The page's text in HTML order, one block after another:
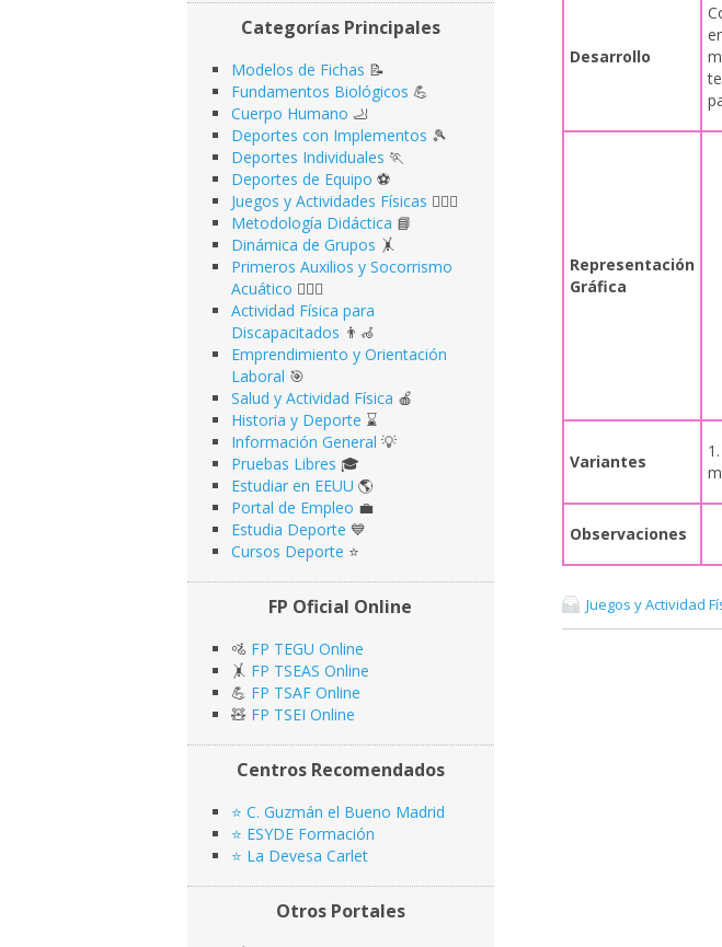
Desarrollo
Representación
Gráfica
Variantes
Observaciones
Juegos y Actividad
Categorías Principales
Modelos de Fichas 📝
Fundamentos Biológicos 💪
Cuerpo Humano 🦶
Deportes con Implementos 🎾
Deportes Individuales 🏃
Deportes de Equipo ⚽️
Juegos y Actividades Físicas 🤹🏻‍♂️
Metodología Didáctica 📘
Dinámica de Grupos 🤸
Primeros Auxilios y Socorrismo
Acuático 🏊🏻‍♂️
Actividad Física para
Discapacitados 👨‍🦽
Emprendimiento y Orientación
Laboral 🎯
Salud y Actividad Física 🍎
Historia y Deporte ⌛️
Información General 💡
Pruebas Libres 🎓
Estudiar en EEUU 🌎​
Portal de Empleo 💼
Estudia Deporte 💙
Cursos Deporte ⭐️
FP Oficial Online
🚵 FP TEGU Online
🤸 FP TSEAS Online
💪 FP TSAF Online
🧸 FP TSEI Online
Centros Recomendados
⭐️ C. Guzmán el Bueno Madrid
⭐️ ESYDE Formación
⭐️ La Devesa Carlet
Otros Portales